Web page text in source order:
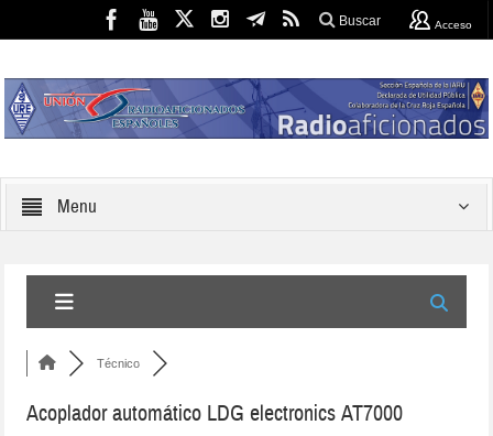
Buscar Acceso
Menu
Técnico
Acoplador automático LDG electronics AT7000